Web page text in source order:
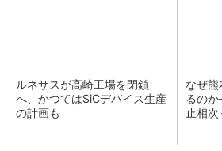
ルネサスが高崎工場を閉鎖
へ、かつてはSiCデバイス生産
の計画も
なぜ熊
るの
止相次